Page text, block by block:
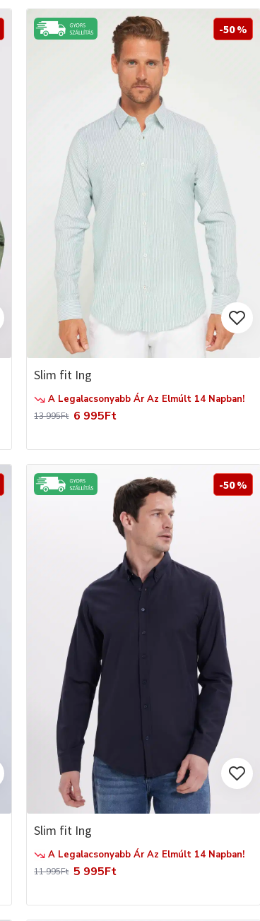
-50 %
Slim fit Ing
A Legalacsonyabb Ár Az Elmúlt 14 Napban!
6 995Ft
13 995Ft
-50 %
Slim fit Ing
A Legalacsonyabb Ár Az Elmúlt 14 Napban!
5 995Ft
11 995Ft